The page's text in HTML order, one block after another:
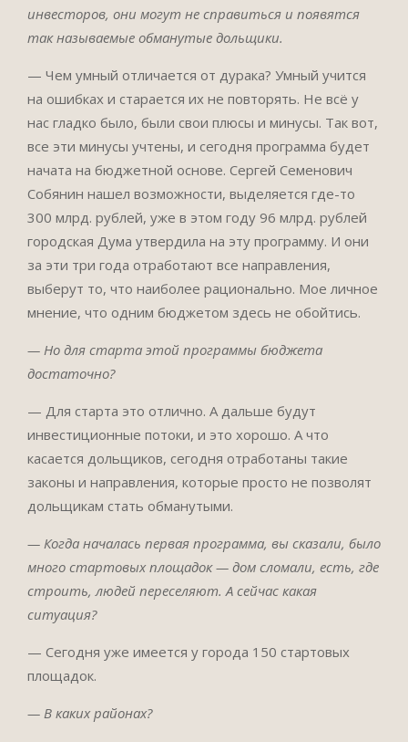
инвесторов, они могут не справиться и появятся
так называемые обманутые дольщики.
— Чем умный отличается от дурака? Умный учится
на ошибках и старается их не повторять. Не всё у
нас гладко было, были свои плюсы и минусы. Так вот,
все эти минусы учтены, и сегодня программа будет
начата на бюджетной основе. Сергей Семенович
Собянин нашел возможности, выделяется где-то
300 млрд. рублей, уже в этом году 96 млрд. рублей
городская Дума утвердила на эту программу. И они
за эти три года отработают все направления,
выберут то, что наиболее рационально. Мое личное
мнение, что одним бюджетом здесь не обойтись.
— Но для старта этой программы бюджета
достаточно?
— Для старта это отлично. А дальше будут
инвестиционные потоки, и это хорошо. А что
касается дольщиков, сегодня отработаны такие
законы и направления, которые просто не позволят
дольщикам стать обманутыми.
— Когда началась первая программа, вы сказали, было
много стартовых площадок — дом сломали, есть, где
строить, людей переселяют. А сейчас какая
ситуация?
— Сегодня уже имеется у города 150 стартовых
площадок.
— В каких районах?